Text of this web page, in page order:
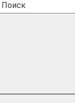
Поиск